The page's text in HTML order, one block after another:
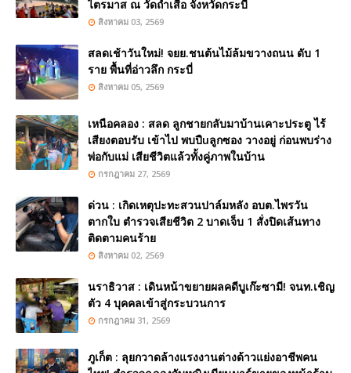
ไตรมาส ณ วัดถ้ำเสือ จังหวัดกระบี่
สิงหาคม 03, 2569
สลดเช้าวันใหม่! จยย.ชนต้นไม้ล้มขวางถนน ดับ 1
ราย พื้นที่อ่าวลึก กระบี่
สิงหาคม 05, 2569
เหนือคลอง : สลด ลูกชายกลับมาบ้านเคาะประตู ไร้
เสียงตอบรับ เข้าไป พบปืuลูกซอง วางอยู่ ก่อนพบร่าง
พ่อกับแม่ เสียชีวิตแล้วทั้งคู่ภาพในบ้าน
กรกฎาคม 27, 2569
ด่วน : เกิดเหตุปะทะสวนปาล์มหลัง อบต.ไพรวัน
ตากใบ ตำรวจเสียชีวิต 2 บาดเจ็บ 1 สั่งปิดเส้นทาง
ติดตามคนร้าย
สิงหาคม 02, 2569
นราธิวาส : เดินหน้าขยายผลคดีบูเก๊ะซามี! จนท.เชิญ
ตัว 4 บุคคลเข้าสู่กระบวนการ
กรกฎาคม 31, 2569
ภูเก็ต : ลุยกวาดล้างแรงงานต่างด้าวแย่งอาชีพคน